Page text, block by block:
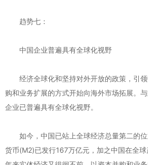
趋势七：
中国企业普遍具有全球化视野
经济全球化和坚持对外开放的政策，引领
购和业务扩展的方式开始向海外市场拓展。
企业已普遍具有全球化视野。
如今，中国已站上全球经济总量第二的位
货币(M2)已发行167万亿元，加之中国在全